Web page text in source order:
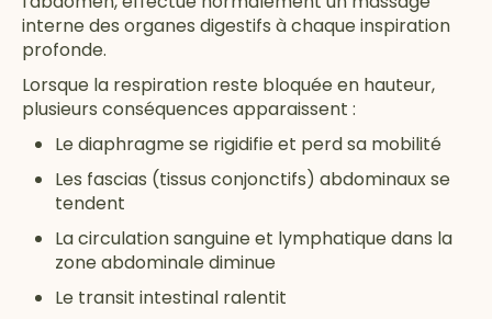
interne des organes digestifs à chaque inspiration
profonde.
Lorsque la respiration reste bloquée en hauteur,
plusieurs conséquences apparaissent :
Le diaphragme se rigidifie et perd sa mobilité
Les fascias (tissus conjonctifs) abdominaux se
tendent
La circulation sanguine et lymphatique dans la
zone abdominale diminue
Le transit intestinal ralentit